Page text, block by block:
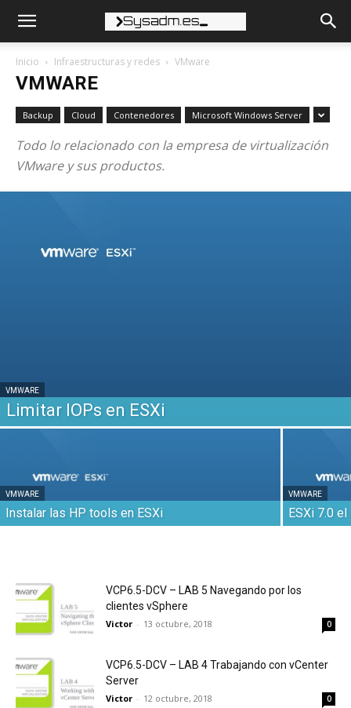
Inicio Infraestructuras y redes VMware
VMWARE
Backup Cloud Contenedores Microsoft Windows Server
Todo lo relacionado con la empresa de virtualización
VMware y sus productos.
VMWARE
Limitar IOPs en ESXi
VMWARE
Instalar las HP tools en ESXi
VMWARE
ESXi 7.0
VCP6.5-DCV – LAB 5 Navegando por los
clientes vSphere
Victor - 13 octubre, 2018 0
VCP6.5-DCV – LAB 4 Trabajando con vCenter
Server
Victor - 12 octubre, 2018 0